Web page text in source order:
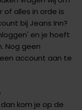
of alles in orde is
bij Jeans Inn?
en je hoeft
Nog geen
account aan te
kom je op de